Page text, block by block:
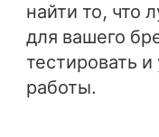
найти то, что
для вашего
тестировать
работы.